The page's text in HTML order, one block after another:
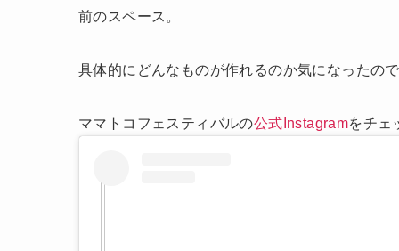
前のスペース。
具体的にどんなものが作れるのか気になったの
ママトコフェスティバルの公式Instagramをチェ